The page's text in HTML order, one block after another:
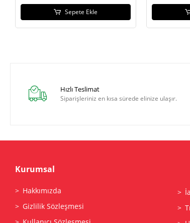
Sepete Ekle
Hızlı Teslimat
Siparişleriniz en kısa sürede elinize ulaşır.
Kurumsal
Hakkımızda
Gizlilik Sözleşmesi